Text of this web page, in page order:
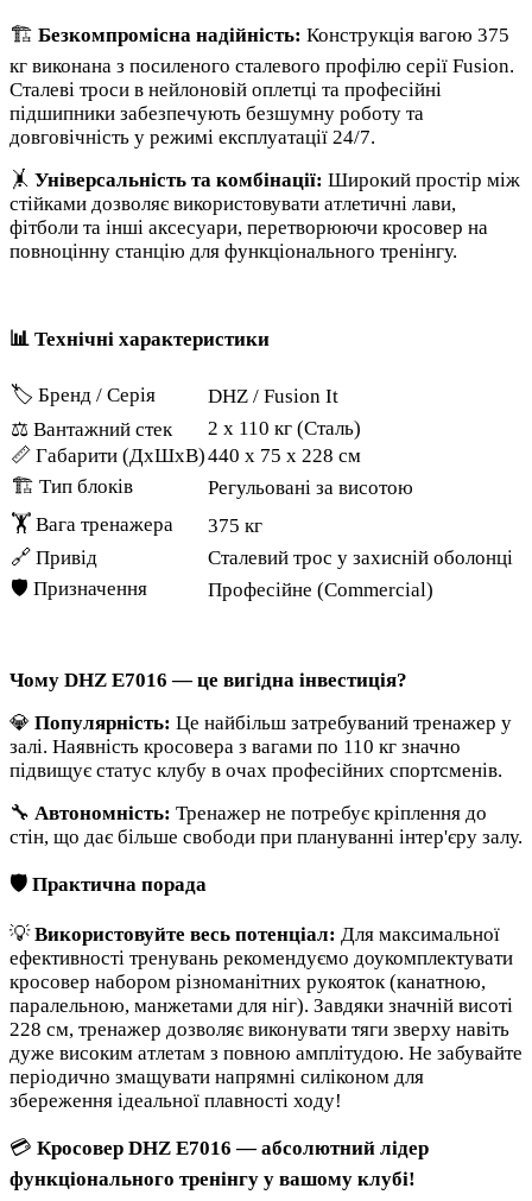
🏗️ Безкомпромісна надійність: Конструкція вагою 375
кг виконана з посиленого сталевого профілю серії Fusion.
Сталеві троси в нейлоновій оплетці та професійні
підшипники забезпечують безшумну роботу та
довговічність у режимі експлуатації 24/7.
🤸 Універсальність та комбінації: Широкий простір між
стійками дозволяє використовувати атлетичні лави,
фітболи та інші аксесуари, перетворюючи кросовер на
повноцінну станцію для функціонального тренінгу.
📊 Технічні характеристики
🏷️ Бренд / Серія
DHZ / Fusion It
⚖️ Вантажний стек
2 x 110 кг (Сталь)
📏 Габарити (ДхШхВ)440 x 75 x 228 см
🏗️ Тип блоків
Регульовані за висотою
🏋️ Вага тренажера
375 кг
🔗 Привід
Сталевий трос у захисній оболонці
🛡️ Призначення
Професійне (Commercial)
Чому DHZ E7016 — це вигідна інвестиція?
💎 Популярність: Це найбільш затребуваний тренажер у
залі. Наявність кросовера з вагами по 110 кг значно
підвищує статус клубу в очах професійних спортсменів.
🔧 Автономність: Тренажер не потребує кріплення до
стін, що дає більше свободи при плануванні інтер'єру залу.
🛡️ Практична порада
💡Використовуйте весь потенціал: Для максимальної
ефективності тренувань рекомендуємо доукомплектувати
кросовер набором різноманітних рукояток (канатною,
паралельною, манжетами для ніг). Завдяки значній висоті
228 см, тренажер дозволяє виконувати тяги зверху навіть
дуже високим атлетам з повною амплітудою. Не забувайте
періодично змащувати напрямні силіконом для
збереження ідеальної плавності ходу!
💳 Кросовер DHZ E7016 — абсолютний лідер
функціонального тренінгу у вашому клубі!